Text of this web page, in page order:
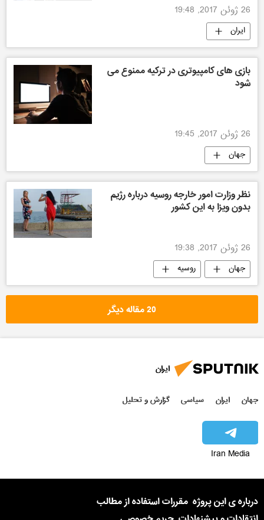
26 ژوئن 2017, 19:48
ایران
بازی های کامپیوتری در ترکیه ممنوع می
شود
26 ژوئن 2017, 19:45
جهان
نظر وزارت امور خارجه روسیه درباره رژیم
بدون ویزا به این کشور
26 ژوئن 2017, 19:38
جهان روسیه
20 مقاله دیگر
ایران
جهان ایران سیاسی گزارش و تحلیل
Iran Media
درباره ی این پروژه مقررات استفاده از مطالب